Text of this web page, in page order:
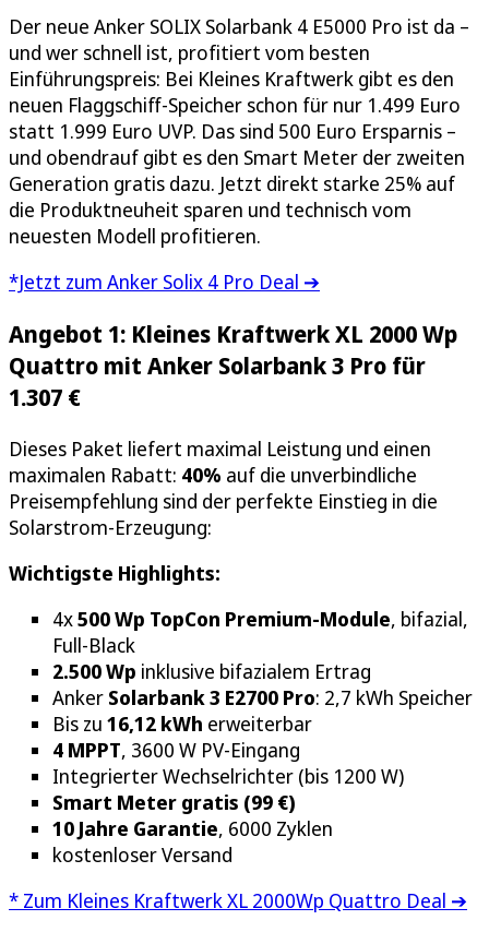
Der neue Anker SOLIX Solarbank 4 E5000 Pro ist da –
und wer schnell ist, profitiert vom besten
Einführungspreis: Bei Kleines Kraftwerk gibt es den
neuen Flaggschiff-Speicher schon für nur 1.499 Euro
statt 1.999 Euro UVP. Das sind 500 Euro Ersparnis –
und obendrauf gibt es den Smart Meter der zweiten
Generation gratis dazu. Jetzt direkt starke 25% auf
die Produktneuheit sparen und technisch vom
neuesten Modell profitieren.
*Jetzt zum Anker Solix 4 Pro Deal ➔
Angebot 1: Kleines Kraftwerk XL 2000 Wp
Quattro mit Anker Solarbank 3 Pro für
1.307 €
Dieses Paket liefert maximal Leistung und einen
maximalen Rabatt: 40% auf die unverbindliche
Preisempfehlung sind der perfekte Einstieg in die
Solarstrom-Erzeugung:
Wichtigste Highlights:
4x500 Wp TopCon Premium-Module, bifazial,
Full‑Black
2.500 Wp inklusive bifazialem Ertrag
Anker Solarbank 3 E2700 Pro: 2,7 kWh Speicher
Bis zu 16,12 kWh erweiterbar
4 MPPT, 3600 W PV-Eingang
Integrierter Wechselrichter (bis 1200 W)
Smart Meter gratis (99 €)
10 Jahre Garantie, 6000 Zyklen
kostenloser Versand
* Zum Kleines Kraftwerk XL 2000Wp Quattro Deal ➔